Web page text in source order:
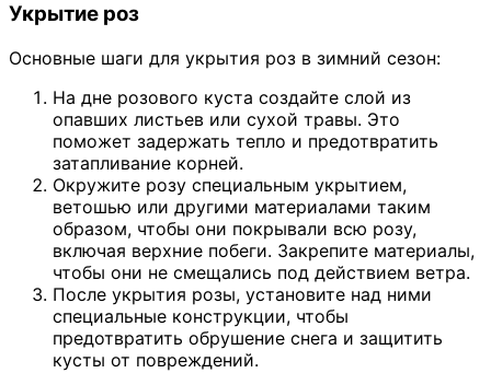
Укрытие роз
Основные шаги для укрытия роз в зимний сезон:
На дне розового куста создайте слой из
опавших листьев или сухой травы. Это
поможет задержать тепло и предотвратить
затапливание корней.
Окружите розу специальным укрытием,
ветошью или другими материалами таким
образом, чтобы они покрывали всю розу,
включая верхние побеги. Закрепите материалы,
чтобы они не смещались под действием ветра.
После укрытия розы, установите над ними
специальные конструкции, чтобы
предотвратить обрушение снега и защитить
кусты от повреждений.